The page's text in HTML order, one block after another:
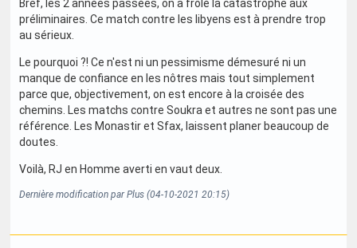
Bref, les 2 années passées, on a frôlé la catastrophe aux
préliminaires. Ce match contre les libyens est à prendre trop
au sérieux.
Le pourquoi ?! Ce n'est ni un pessimisme démesuré ni un
manque de confiance en les nôtres mais tout simplement
parce que, objectivement, on est encore à la croisée des
chemins. Les matchs contre Soukra et autres ne sont pas une
référence. Les Monastir et Sfax, laissent planer beaucoup de
doutes.
Voilà, RJ en Homme averti en vaut deux.
Dernière modification par Plus (04-10-2021 20:15)